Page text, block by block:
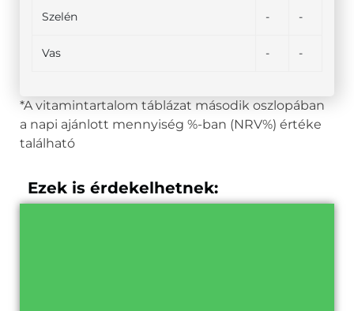
Szelén - -
Vas - -
*A vitamintartalom táblázat második oszlopában
a napi ajánlott mennyiség %-ban (NRV%) értéke
található
Ezek is érdekelhetnek: